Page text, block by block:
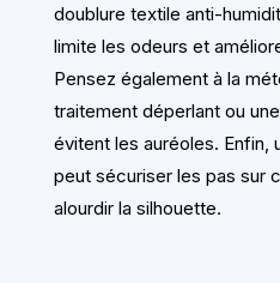
doublure textile anti-
limite les odeurs et
Pensez également à la
traitement déperlant ou
évitent les auréoles. Enfin,
peut sécuriser les pas sur
alourdir la silhouette.